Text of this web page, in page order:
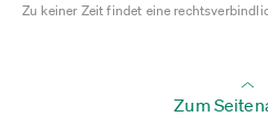
Zu keiner Zeit findet eine
Zum